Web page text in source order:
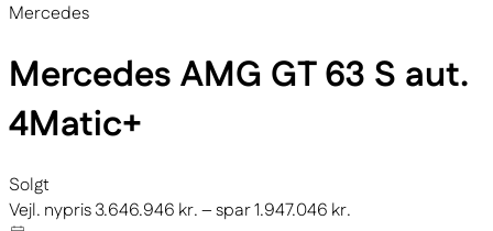
Mercedes
Mercedes AMG GT 63 S aut.
4Matic+
Solgt
Vejl. nypris 3.646.946 kr. – spar 1.947.046 kr.